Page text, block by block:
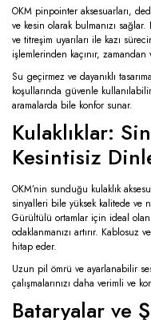
OKM pinpointer aksesuarları,
ve kesin olarak bulmanızı
ve titreşim uyarıları ile kazı
işlemlerinden kaçınır,
Su geçirmez ve dayanıklı
koşullarında güvenle
aramalarda bile konfor sunar.
Kulaklıklar:
Kesintisiz
OKM’nin sunduğu kulaklık
sinyalleri bile yüksek kalitede ve
Gürültülü ortamlar için ideal olan
odaklanmanızı artırır. Kablosuz
hitap eder.
Uzun pil ömrü ve ayarlanabilir
çalışmalarınızı daha verimli ve
Bataryalar ve